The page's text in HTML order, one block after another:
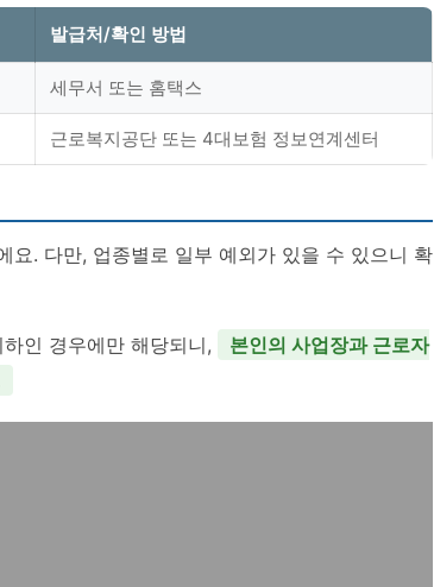
발급처/확인 방법
세무서 또는 홈택스
근로복지공단 또는 4대보험 정보연계센터
요. 다만, 업종별로 일부 예외가 있을 수 있으니 확
인 경우에만 해당되니,
본인의 사업장과 근로자